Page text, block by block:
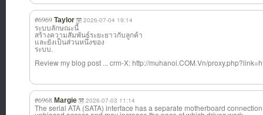
#6969 Taylor 2026-07-04 19:14
ระบบลักษณะนี้
สร้างความสัมพันธ์ระยะยาวกับลูกค้า
และยังเป็นส่วนหนึ่งของ
ระบบ.
Review my blog post ... crm-X: http://muhanoi.COM.Vn/
#6968 Margie 2026-07-03 11:14
The serial ATA (SATA) interface has a separate motherboard